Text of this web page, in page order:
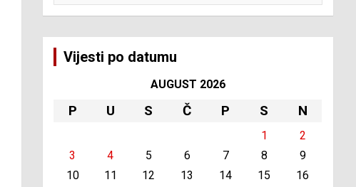
Vijesti po datumu
AUGUST 2026
P U S Č P S N
1
2
3
4 5 6 7 8
9
10
11 12 13 14 15
16